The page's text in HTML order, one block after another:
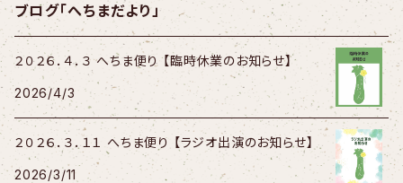
ブログ「へちまだより」
２０２６．４．３ へちま便り 【臨時休業のお知らせ】
2026/4/3
２０２６．３．１１ へちま便り 【ラジオ出演のお知らせ】
2026/3/11